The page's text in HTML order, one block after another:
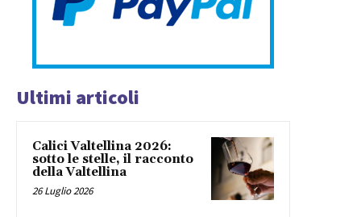
Ultimi articoli
Calici Valtellina 2026:
sotto le stelle, il racconto
della Valtellina
26 Luglio 2026